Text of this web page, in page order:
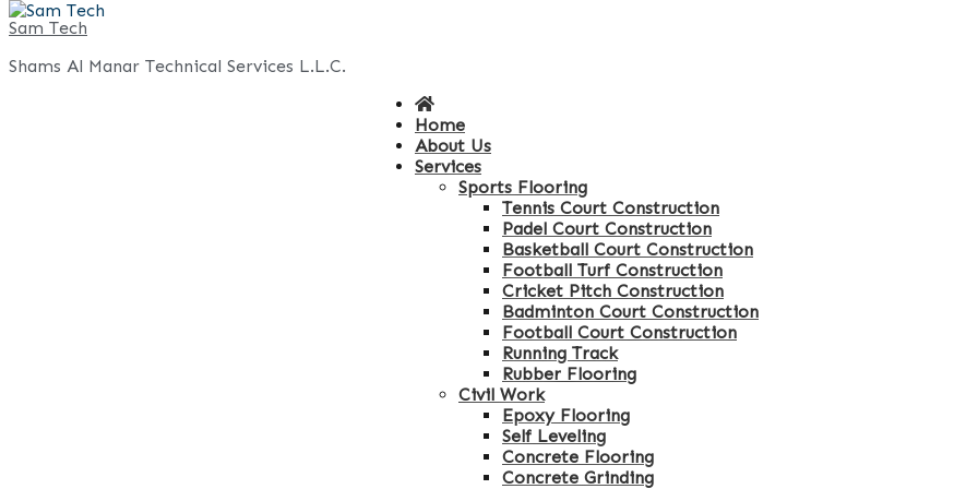
Skip
content
Sam Tech
Shams Al Manar Technical Services L.L.C.
Home
About Us
Services
Sports Flooring
Tennis Court Construction
Padel Court Construction
Basketball Court Construction
Football Turf Construction
Cricket Pitch Construction
Badminton Court Construction
Football Court Construction
Running Track
Rubber Flooring
Civil Work
Epoxy Flooring
Self Leveling
Concrete Flooring
Concrete Grinding